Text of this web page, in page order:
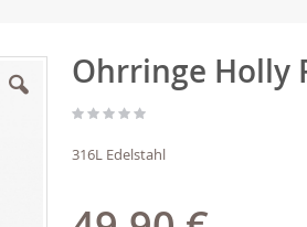
Ohrringe Holly
316L Edelstahl